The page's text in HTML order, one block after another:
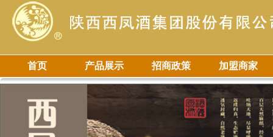
首页 产品展示 招商政策 加盟商家